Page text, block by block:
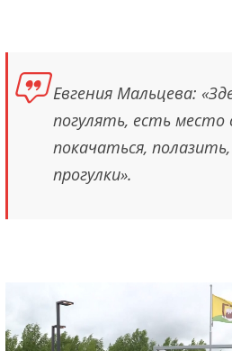
Евгения Мальцева:
погулять, есть место
покачаться,
прогулки».